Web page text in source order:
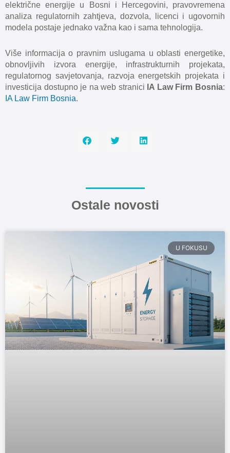
električne energije u Bosni i Hercegovini, pravovremena
analiza regulatornih zahtjeva, dozvola, licenci i ugovornih
modela postaje jednako važna kao i sama tehnologija.
Više informacija o pravnim uslugama u oblasti energetike,
obnovljivih izvora energije, infrastrukturnih projekata,
regulatornog savjetovanja, razvoja energetskih projekata i
investicija dostupno je na web stranici IA Law Firm Bosnia:
IA Law Firm Bosnia.
Ostale novosti
U FOKUSU